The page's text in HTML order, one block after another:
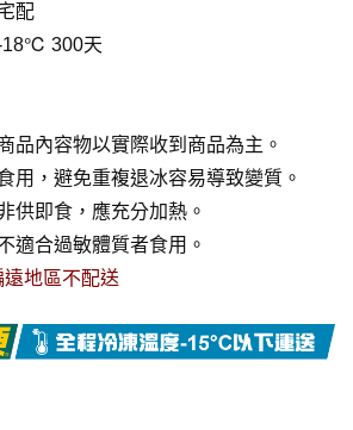
配
18℃ 300天
品內容物以實際收到商品為主。
用，避免重複退冰容易導致變質。
供即食，應充分加熱。
適合過敏體質者食用。
地區不配送